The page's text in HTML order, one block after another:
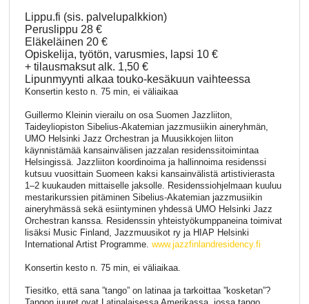
Lippu.fi (sis. palvelupalkkion)
Peruslippu 28 €
Eläkeläinen 20 €
Opiskelija, työtön, varusmies, lapsi 10 €
+ tilausmaksut alk. 1,50 €
Lipunmyynti alkaa touko-kesäkuun vaihteessa
Konsertin kesto n. 75 min, ei väliaikaa
Guillermo Kleinin vierailu on osa Suomen Jazzliiton,
Taideyliopiston Sibelius-Akatemian jazzmusiikin aineryhmän,
UMO Helsinki Jazz Orchestran ja Muusikkojen liiton
käynnistämää kansainvälisen jazzalan residenssitoimintaa
Helsingissä. Jazzliiton koordinoima ja hallinnoima residenssi
kutsuu vuosittain Suomeen kaksi kansainvälistä artistivierasta
1–2 kuukauden mittaiselle jaksolle. Residenssiohjelmaan kuuluu
mestarikurssien pitäminen Sibelius-Akatemian jazzmusiikin
aineryhmässä sekä esiintyminen yhdessä UMO Helsinki Jazz
Orchestran kanssa. Residenssin yhteistyökumppaneina toimivat
lisäksi Music Finland, Jazzmuusikot ry ja HIAP Helsinki
International Artist Programme. www.jazzfinlandresidency.fi
Konsertin kesto n. 75 min, ei väliaikaa.
Tiesitko, että sana ”tango” on latinaa ja tarkoittaa ”kosketan”?